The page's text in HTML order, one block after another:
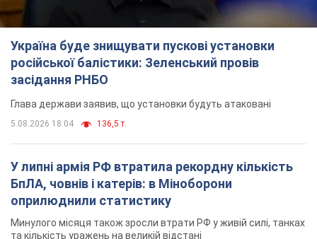
Україна буде знищувати пускові установки
російської балістики: Зеленський провів
засідання РНБО
Глава держави заявив, що установки будуть атаковані
5.08.2026 18:04 136,5 т.
У липні армія РФ втратила рекордну кількість
БпЛА, човнів і катерів: в Міноборони
оприлюднили статистику
Минулого місяця також зросли втрати РФ у живій силі, танках
та кількість уражень на великій відстані